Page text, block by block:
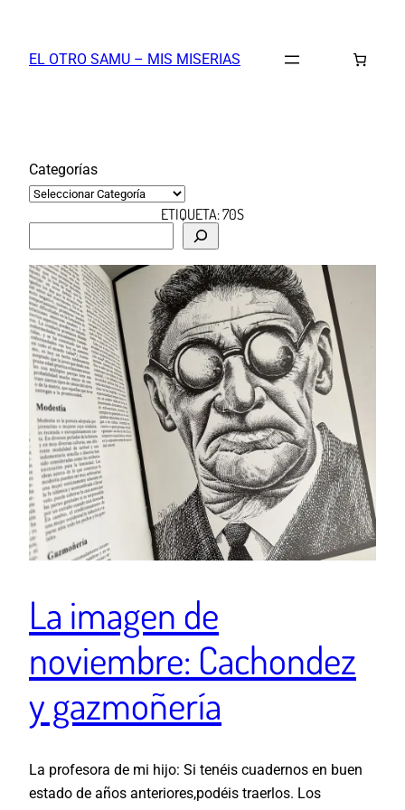
contenido
EL OTRO SAMU – MIS MISERIAS
Categorías
ETIQUETA:70S
s
c
a
r
La imagen de
noviembre: Cachondez
y gazmoñería
La profesora de mi hijo: Si tenéis cuadernos en buen
estado de años anteriores,podéis traerlos. Los